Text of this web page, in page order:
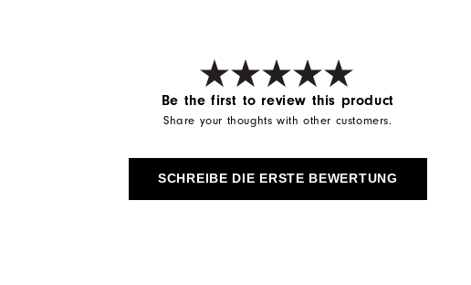
Be the first to review this product
Share your thoughts with other customers.
SCHREIBE DIE ERSTE BEWERTUNG